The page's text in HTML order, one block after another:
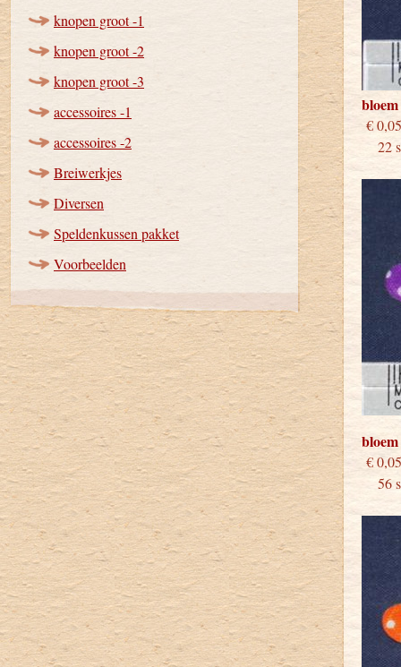
knopen groot -1
knopen groot -2
knopen groot -3
accessoires -1
accessoires -2
Breiwerkjes
Diversen
Speldenkussen pakket
Voorbeelden
22
56